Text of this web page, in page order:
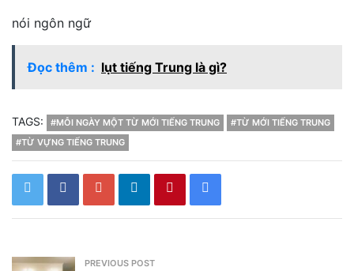
nói ngôn ngữ
Đọc thêm : lụt tiếng Trung là gì?
TAGS: #MỖI NGÀY MỘT TỪ MỚI TIẾNG TRUNG
#TỪ MỚI TIẾNG TRUNG
#TỪ VỰNG TIẾNG TRUNG
PREVIOUS POST